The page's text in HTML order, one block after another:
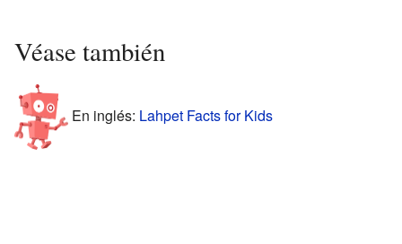
Véase también
En inglés: Lahpet Facts for Kids